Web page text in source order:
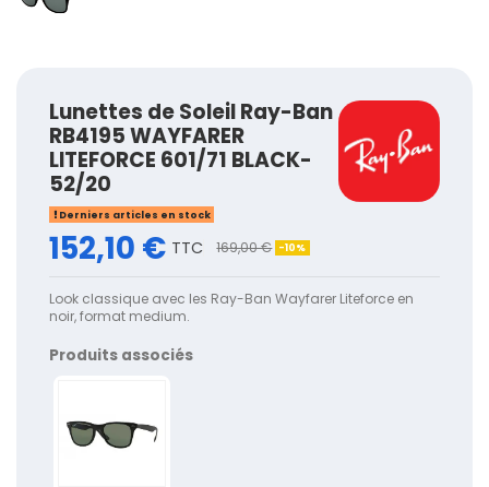
Lunettes de Soleil Ray-Ban
RB4195 WAYFARER
LITEFORCE 601/71 BLACK-
52/20
Derniers articles en stock
152,10 € TTC 169,00 € -10%
Look classique avec les Ray-Ban Wayfarer Liteforce en
noir, format medium.
Produits associés